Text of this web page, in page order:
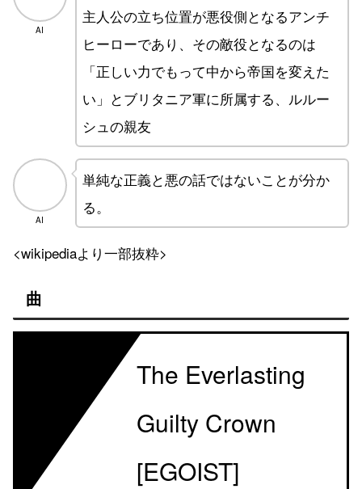
AI
主人公の立ち位置が悪役側となるアンチ
ヒーローであり、その敵役となるのは
「正しい力でもって中から帝国を変えた
い」とブリタニア軍に所属する、ルルー
シュの親友
AI
単純な正義と悪の話ではないことが分か
る。
<wikipediaより一部抜粋>
曲
The Everlasting
Guilty Crown
[EGOIST]